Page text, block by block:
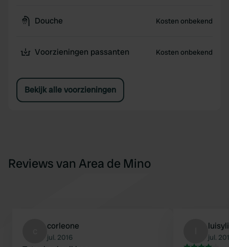
Douche Kosten onbekend
Voorzieningen passanten Kosten onbekend
Bekijk alle voorzieningen
Reviews van Area de Mino
corleone
jul. 2016 jul.